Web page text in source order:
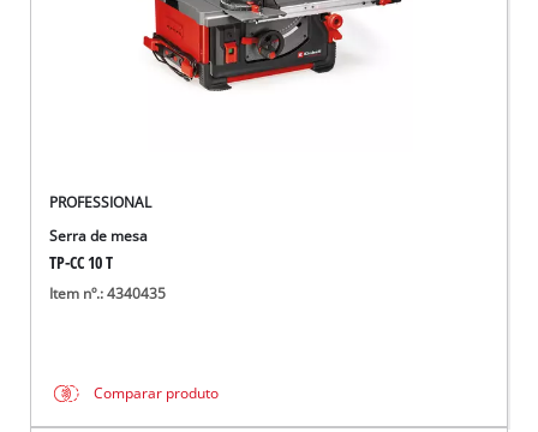
PROFESSIONAL
Serra de mesa
TP-CC 10 T
Item nº.: 4340435
Comparar produto